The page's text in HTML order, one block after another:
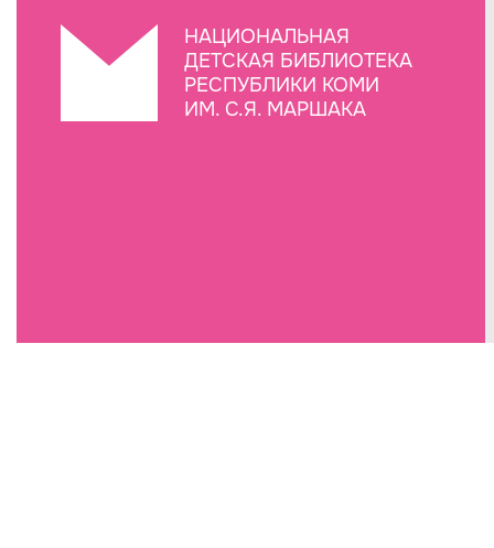
НАЦИОНАЛЬНАЯ
ДЕТСКАЯ БИБЛИОТЕКА
РЕСПУБЛИКИ КОМИ
ИМ. С.Я. МАРШАКА